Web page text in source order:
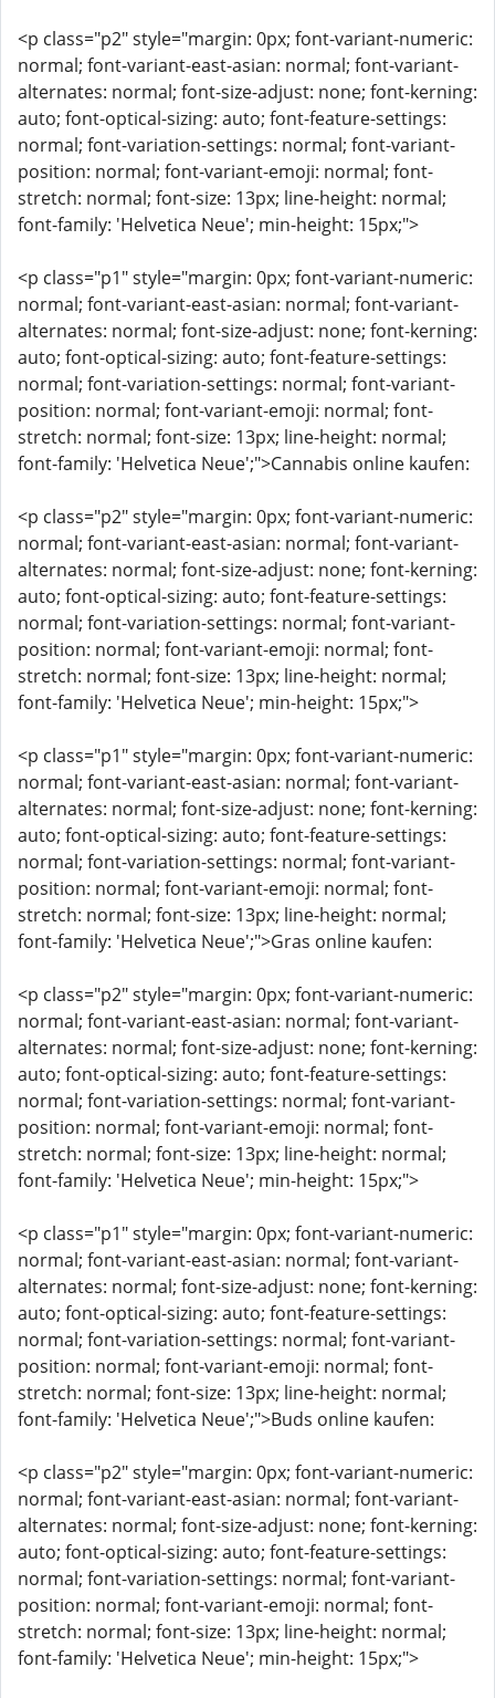
<p class="p2" style="margin: 0px; font-variant-numeric:
normal; font-variant-east-asian: normal; font-variant-
alternates: normal; font-size-adjust: none; font-kerning:
auto; font-optical-sizing: auto; font-feature-settings:
normal; font-variation-settings: normal; font-variant-
position: normal; font-variant-emoji: normal; font-
stretch: normal; font-size: 13px; line-height: normal;
font-family: 'Helvetica Neue'; min-height: 15px;">
<p class="p1" style="margin: 0px; font-variant-numeric:
normal; font-variant-east-asian: normal; font-variant-
alternates: normal; font-size-adjust: none; font-kerning:
auto; font-optical-sizing: auto; font-feature-settings:
normal; font-variation-settings: normal; font-variant-
position: normal; font-variant-emoji: normal; font-
stretch: normal; font-size: 13px; line-height: normal;
font-family: 'Helvetica Neue';">Cannabis online kaufen:
<p class="p2" style="margin: 0px; font-variant-numeric:
normal; font-variant-east-asian: normal; font-variant-
alternates: normal; font-size-adjust: none; font-kerning:
auto; font-optical-sizing: auto; font-feature-settings:
normal; font-variation-settings: normal; font-variant-
position: normal; font-variant-emoji: normal; font-
stretch: normal; font-size: 13px; line-height: normal;
font-family: 'Helvetica Neue'; min-height: 15px;">
<p class="p1" style="margin: 0px; font-variant-numeric:
normal; font-variant-east-asian: normal; font-variant-
alternates: normal; font-size-adjust: none; font-kerning:
auto; font-optical-sizing: auto; font-feature-settings:
normal; font-variation-settings: normal; font-variant-
position: normal; font-variant-emoji: normal; font-
stretch: normal; font-size: 13px; line-height: normal;
font-family: 'Helvetica Neue';">Gras online kaufen:
<p class="p2" style="margin: 0px; font-variant-numeric:
normal; font-variant-east-asian: normal; font-variant-
alternates: normal; font-size-adjust: none; font-kerning:
auto; font-optical-sizing: auto; font-feature-settings:
normal; font-variation-settings: normal; font-variant-
position: normal; font-variant-emoji: normal; font-
stretch: normal; font-size: 13px; line-height: normal;
font-family: 'Helvetica Neue'; min-height: 15px;">
<p class="p1" style="margin: 0px; font-variant-numeric:
normal; font-variant-east-asian: normal; font-variant-
alternates: normal; font-size-adjust: none; font-kerning:
auto; font-optical-sizing: auto; font-feature-settings:
normal; font-variation-settings: normal; font-variant-
position: normal; font-variant-emoji: normal; font-
stretch: normal; font-size: 13px; line-height: normal;
font-family: 'Helvetica Neue';">Buds online kaufen:
<p class="p2" style="margin: 0px; font-variant-numeric:
normal; font-variant-east-asian: normal; font-variant-
alternates: normal; font-size-adjust: none; font-kerning:
auto; font-optical-sizing: auto; font-feature-settings:
normal; font-variation-settings: normal; font-variant-
position: normal; font-variant-emoji: normal; font-
stretch: normal; font-size: 13px; line-height: normal;
font-family: 'Helvetica Neue'; min-height: 15px;">